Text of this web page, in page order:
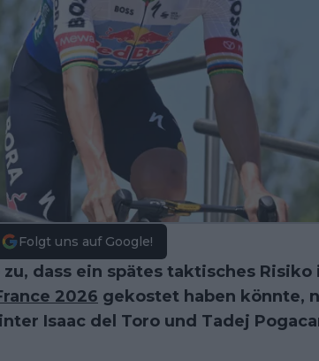
Folgt uns auf Google!
zu, dass ein spätes taktisches
2026 gekostet haben könnte,
Isaac del Toro und Tadej